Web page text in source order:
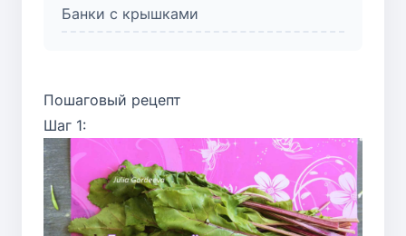
Банки с крышками
Пошаговый рецепт
Шаг 1: